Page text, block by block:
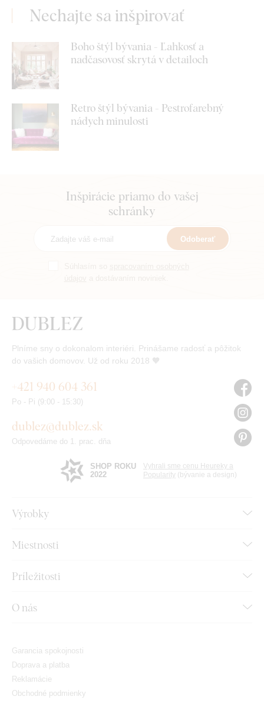
Nechajte sa inšpirovať
Boho štýl bývania - Ľahkosť a
nadčasovosť skrytá v detailoch
Retro štýl bývania - Pestrofarebný
nádych minulosti
Inšpirácie priamo do vašej
schránky
Odoberať
Plníme sny o dokonalom interiéri. Prinášame radosť a pôžitok
do vašich domovov. Už od roku 2018 🧡
Výrobky
Miestnosti
Príležitosti
O nás
+421 940 604 361
Po - Pi (9:00 - 15:30)
dublez@dublez.sk
Odpovedáme do 1. prac. dňa
SHOP ROKU
2022
Vyhrali sme cenu Heureky a
Popularity (bývanie a design)
Garancia spokojnosti
Doprava a platba
Reklamácie
Obchodné podmienky